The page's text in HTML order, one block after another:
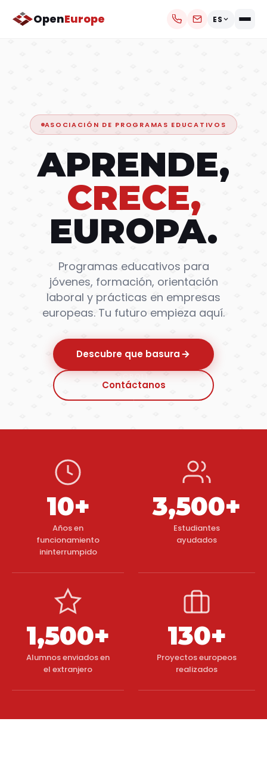
OpenEurope ES
ASOCIACIÓN DE PROGRAMAS EDUCATIVOS
APRENDE,
CRECE,
EUROPA.
Programas educativos para
jóvenes, formación, orientación
laboral y prácticas en empresas
europeas. Tu futuro empieza aquí.
Descubre que basura
Contáctanos
SCROLL
10+
Años en
funcionamiento
ininterrumpido
3,500+
Estudiantes
ayudados
1,500+
Alumnos enviados en
el extranjero
130+
Proyectos europeos
realizados